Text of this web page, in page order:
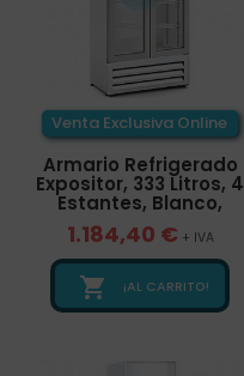
Venta Exclusiva Online
Armario Refrigerado
Expositor, 333 Litros, 4
Estantes, Blanco,
1.184,40 € + IVA
 ¡AL CARRITO!